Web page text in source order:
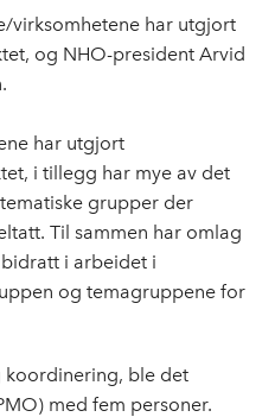
virksomhetene har utgjort
og NHO-president Arvid
har utgjort
i tillegg har mye av det
grupper der
Til sammen har omlag
i arbeidet i
og temagruppene for
koordinering, ble det
med fem personer.